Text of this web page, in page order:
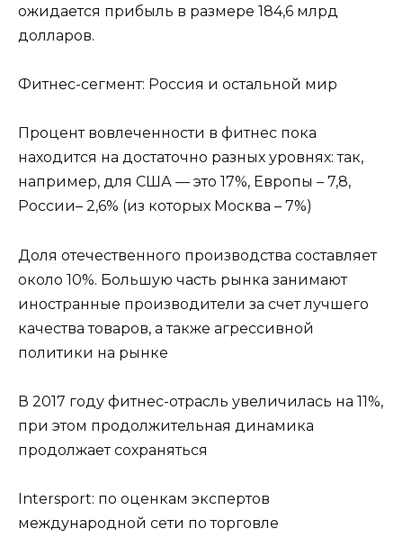
ожидается прибыль в размере 184,6 млрд
долларов.
Фитнес-сегмент: Россия и остальной мир
Процент вовлеченности в фитнес пока
находится на достаточно разных уровнях: так,
например, для США — это 17%, Европы – 7,8,
России– 2,6% (из которых Москва – 7%)
Доля отечественного производства составляет
около 10%. Большую часть рынка занимают
иностранные производители за счет лучшего
качества товаров, а также агрессивной
политики на рынке
В 2017 году фитнес-отрасль увеличилась на 11%,
при этом продолжительная динамика
продолжает сохраняться
Intersport: по оценкам экспертов
международной сети по торговле